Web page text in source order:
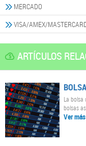
MERCADO
VISA/AMEX/
ARTÍCULOS
La bolsa
bolsas
Ver más